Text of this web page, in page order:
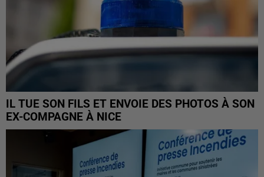
IL TUE SON FILS ET ENVOIE DES PHOTOS À SON
EX-COMPAGNE À NICE